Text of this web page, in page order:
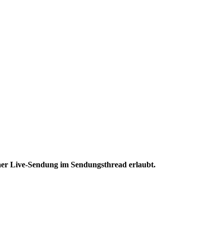
Live-Sendung im Sendungsthread erlaubt.